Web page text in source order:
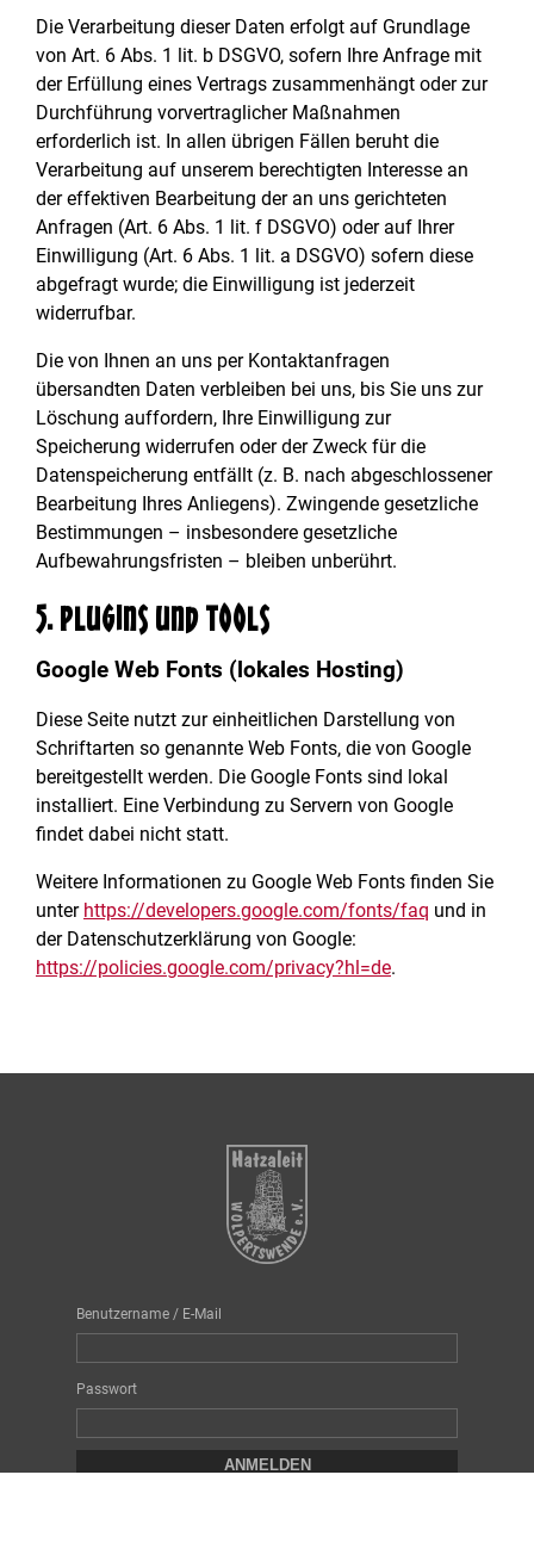
Die Verarbeitung dieser Daten erfolgt auf Grundlage
von Art. 6 Abs. 1 lit. b DSGVO, sofern Ihre Anfrage mit
der Erfüllung eines Vertrags zusammenhängt oder zur
Durchführung vorvertraglicher Maßnahmen
erforderlich ist. In allen übrigen Fällen beruht die
Verarbeitung auf unserem berechtigten Interesse an
der effektiven Bearbeitung der an uns gerichteten
Anfragen (Art. 6 Abs. 1 lit. f DSGVO) oder auf Ihrer
Einwilligung (Art. 6 Abs. 1 lit. a DSGVO) sofern diese
abgefragt wurde; die Einwilligung ist jederzeit
widerrufbar.
Die von Ihnen an uns per Kontaktanfragen
übersandten Daten verbleiben bei uns, bis Sie uns zur
Löschung auffordern, Ihre Einwilligung zur
Speicherung widerrufen oder der Zweck für die
Datenspeicherung entfällt (z. B. nach abgeschlossener
Bearbeitung Ihres Anliegens). Zwingende gesetzliche
Bestimmungen – insbesondere gesetzliche
Aufbewahrungsfristen – bleiben unberührt.
5. Plugins und Tools
Google Web Fonts (lokales Hosting)
Diese Seite nutzt zur einheitlichen Darstellung von
Schriftarten so genannte Web Fonts, die von Google
bereitgestellt werden. Die Google Fonts sind lokal
installiert. Eine Verbindung zu Servern von Google
findet dabei nicht statt.
Weitere Informationen zu Google Web Fonts finden Sie
unter https://developers.google.com/fonts/faq und in
der Datenschutzerklärung von Google:
https://policies.google.com/privacy?hl=de.
Benutzername / E-Mail
Passwort